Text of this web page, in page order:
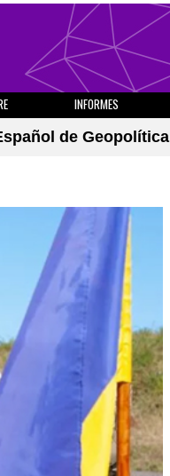
INFORMES
de Geopolítica